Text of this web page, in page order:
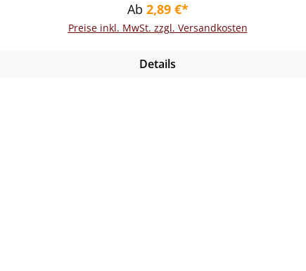
Regulärer Preis:
Ab 2,89 €*
Preise inkl. MwSt. zzgl. Versandkosten
Details